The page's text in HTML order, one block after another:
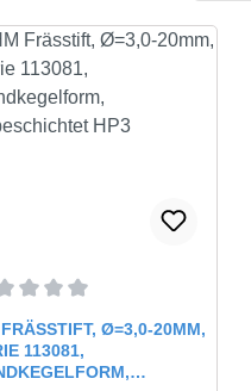
5 Sternen Bewertung von
Ø=3,0-20MM,
113081,